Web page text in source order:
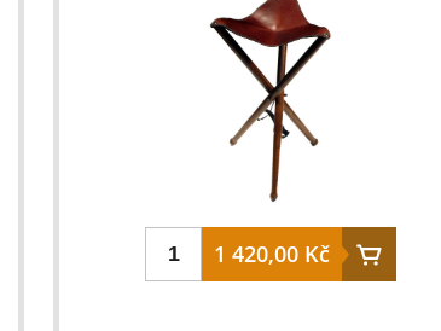
1 420,00 Kč